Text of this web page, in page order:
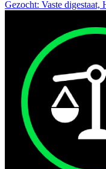
Gezocht: Vaste